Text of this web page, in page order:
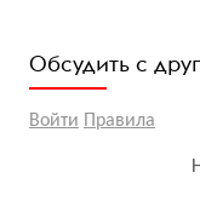
Обсудить с
Войти Правила